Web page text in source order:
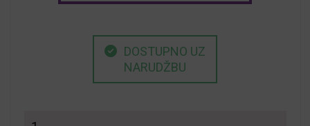
DOSTUPNO UZ
NARUDŽBU